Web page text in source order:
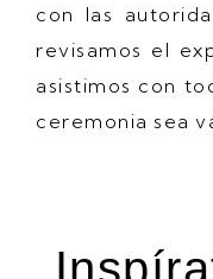
con las
revisamos el
asistimos con
ceremonia sea